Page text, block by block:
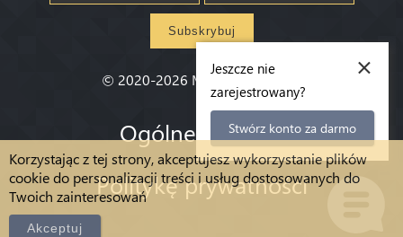
Korzystając z tej strony, akceptujesz wykorzystanie plików
cookie do personalizacji treści i usług dostosowanych do
Twoich zainteresowań
Akceptuj
Subskrybuj
© 2020-2026 Millenium State
Ogólne warunki
Politykę prywatności
×
Jeszcze nie
zarejestrowany?
Stwórz konto za darmo